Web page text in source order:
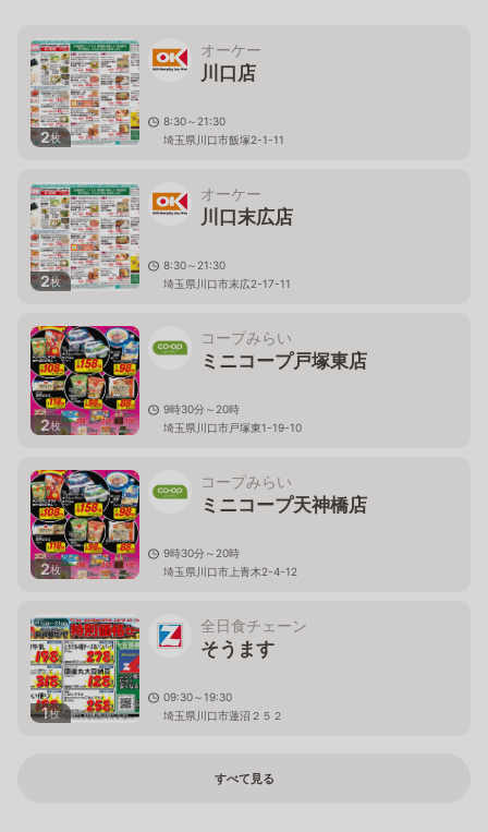
2枚
オーケー
川口店
8:30～21:30
埼玉県川口市飯塚2-1-11
2枚
オーケー
川口末広店
8:30～21:30
埼玉県川口市末広2-17-11
2枚
コープみらい
ミニコープ戸塚東店
9時30分～20時
埼玉県川口市戸塚東1-19-10
2枚
コープみらい
ミニコープ天神橋店
9時30分～20時
埼玉県川口市上青木2-4-12
1枚
全日食チェーン
そうます
09:30～19:30
埼玉県川口市蓮沼２５２
すべて見る